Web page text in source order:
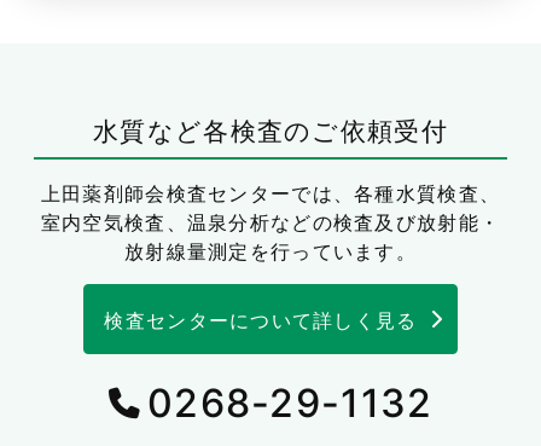
水質など各検査のご依頼受付
上田薬剤師会検査センターでは、各種水質検査、
室内空気検査、温泉分析などの検査及び放射能・
放射線量測定を行っています。
検査センターについて詳しく見る
0268-29-1132